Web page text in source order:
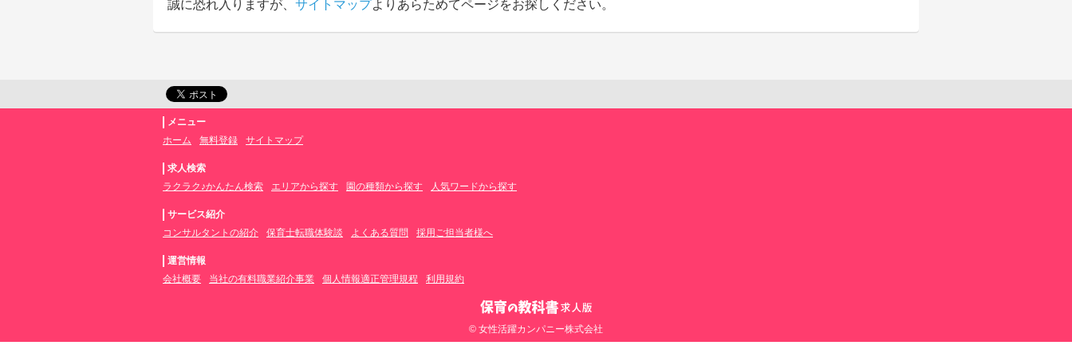
誠に恐れ入りますが、 サイトマップよりあらためてページをお探しください。
メニュー
ホーム
無料登録 サイトマップ
求人検索
ラクラク♪かんたん検索
エリアから探す 園の種類から探す 人気ワードから探す
サービス紹介
コンサルタントの紹介
保育士転職体験談 よくある質問 採用ご担当者様へ
運営情報
会社概要
当社の有料職業紹介事業 個人情報適正管理規程 利用規約
© 女性活躍カンパニー株式会社